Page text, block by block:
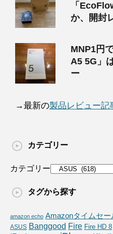
「
か、開封
MNP1円
A5 5G」
ー
→最新の製品レビュー記
カテゴリー
カテゴリー
タグから探す
amazon echo Amazonタイムセー
ASUS Banggood Fire Fire HD 8